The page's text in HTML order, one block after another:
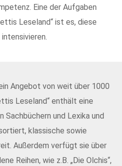
Eine der Aufgaben
Leseland“ ist es, diese
Angebot von weit über 1000
Leseland“ enthält eine
und Lexika und
klassische sowie
Außerdem verfügt sie über
Reihen, wie z.B. „Die Olchis“,